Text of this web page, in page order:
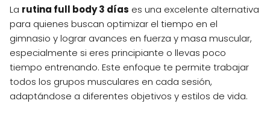
La rutina full body 3 días es una excelente alternativa
para quienes buscan optimizar el tiempo en el
gimnasio y lograr avances en fuerza y masa muscular,
especialmente si eres principiante o llevas poco
tiempo entrenando. Este enfoque te permite trabajar
todos los grupos musculares en cada sesión,
adaptándose a diferentes objetivos y estilos de vida.